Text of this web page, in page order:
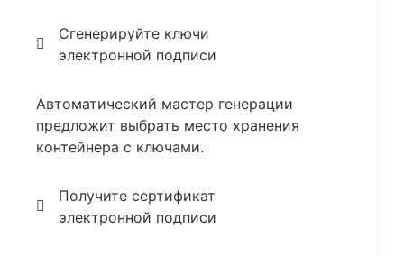
Сгенерируйте ключи
электронной подписи
Автоматический мастер генерации
предложит выбрать место хранения
контейнера с ключами.
Получите сертификат
электронной подписи